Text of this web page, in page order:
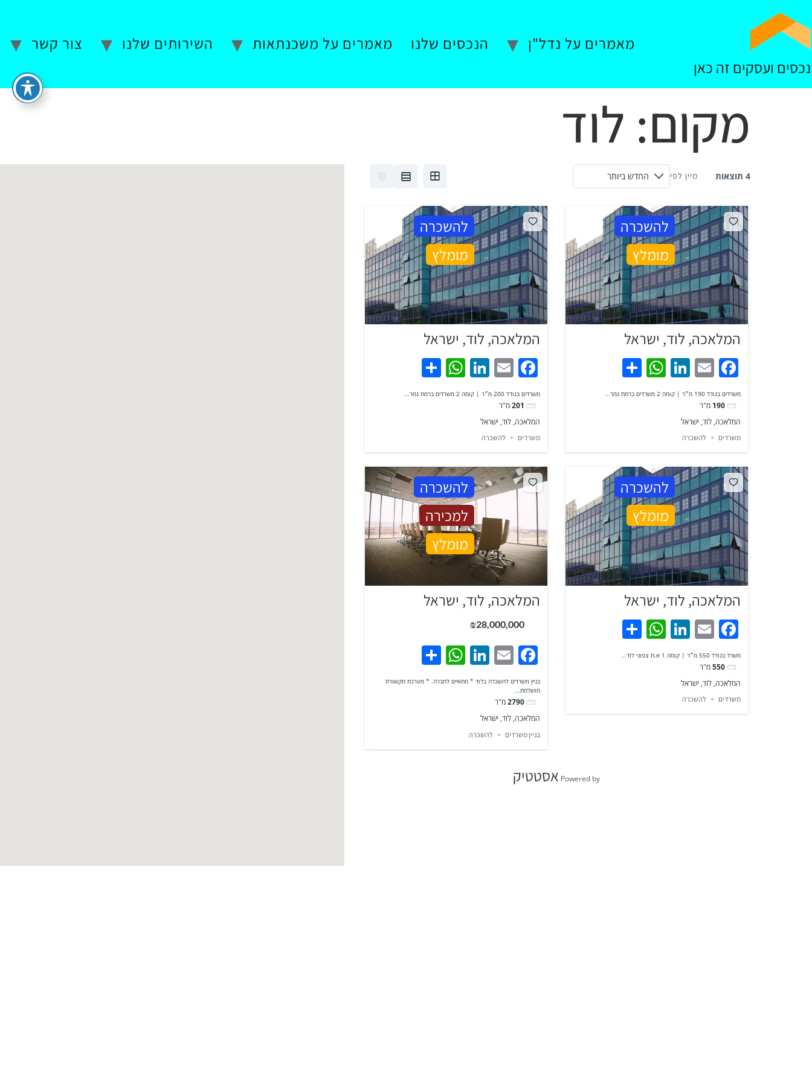
נכסים ועסקים זה כאן
מאמרים על נדל"ן הנכסים שלנו מאמרים על משכנתאות השירותים שלנו צור קשר
מקום: לוד
4 תוצאות מיין לפי
להשכרה
מומלץ
המלאכה, לוד, ישראל
Facebook
Email
LinkedIn
WhatsApp
משרדים בגודל 190 מ״ר | קומה 2 משרדים ברמת גמר...
190 מ"ר
המלאכה, לוד, ישראל
משרדים להשכרה
להשכרה
מומלץ
המלאכה, לוד, ישראל
Facebook
Email
LinkedIn
WhatsApp
משרדים בגודל 200 מ״ר | קומה 2 משרדים ברמת גמר...
201מ"ר
המלאכה, לוד, ישראל
משרדים להשכרה
להשכרה
מומלץ
המלאכה, לוד, ישראל
Facebook
Email
LinkedIn
WhatsApp
משרד בגודל 550 מ״ר | קומה 1 א.ת צפוני לוד...
550מ"ר
המלאכה, לוד, ישראל
משרדים להשכרה
להשכרה
למכירה
מומלץ
המלאכה, לוד, ישראל
₪28,000,000
Facebook
Email
LinkedIn
WhatsApp
בניין משרדים להשכרה בלוד * מתאיים לחברה. * מערכת תקשורת
מושלמת...
2790מ"ר
המלאכה, לוד, ישראל
בניין משרדים להשכרה
Powered by אסטטיק